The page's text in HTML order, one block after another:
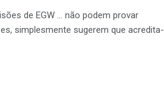
de EGW … não podem provar
simplesmente sugerem que acredita-